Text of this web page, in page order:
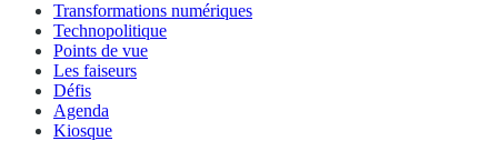
Transformations numériques
Technopolitique
Points de vue
Les faiseurs
Défis
Agenda
Kiosque